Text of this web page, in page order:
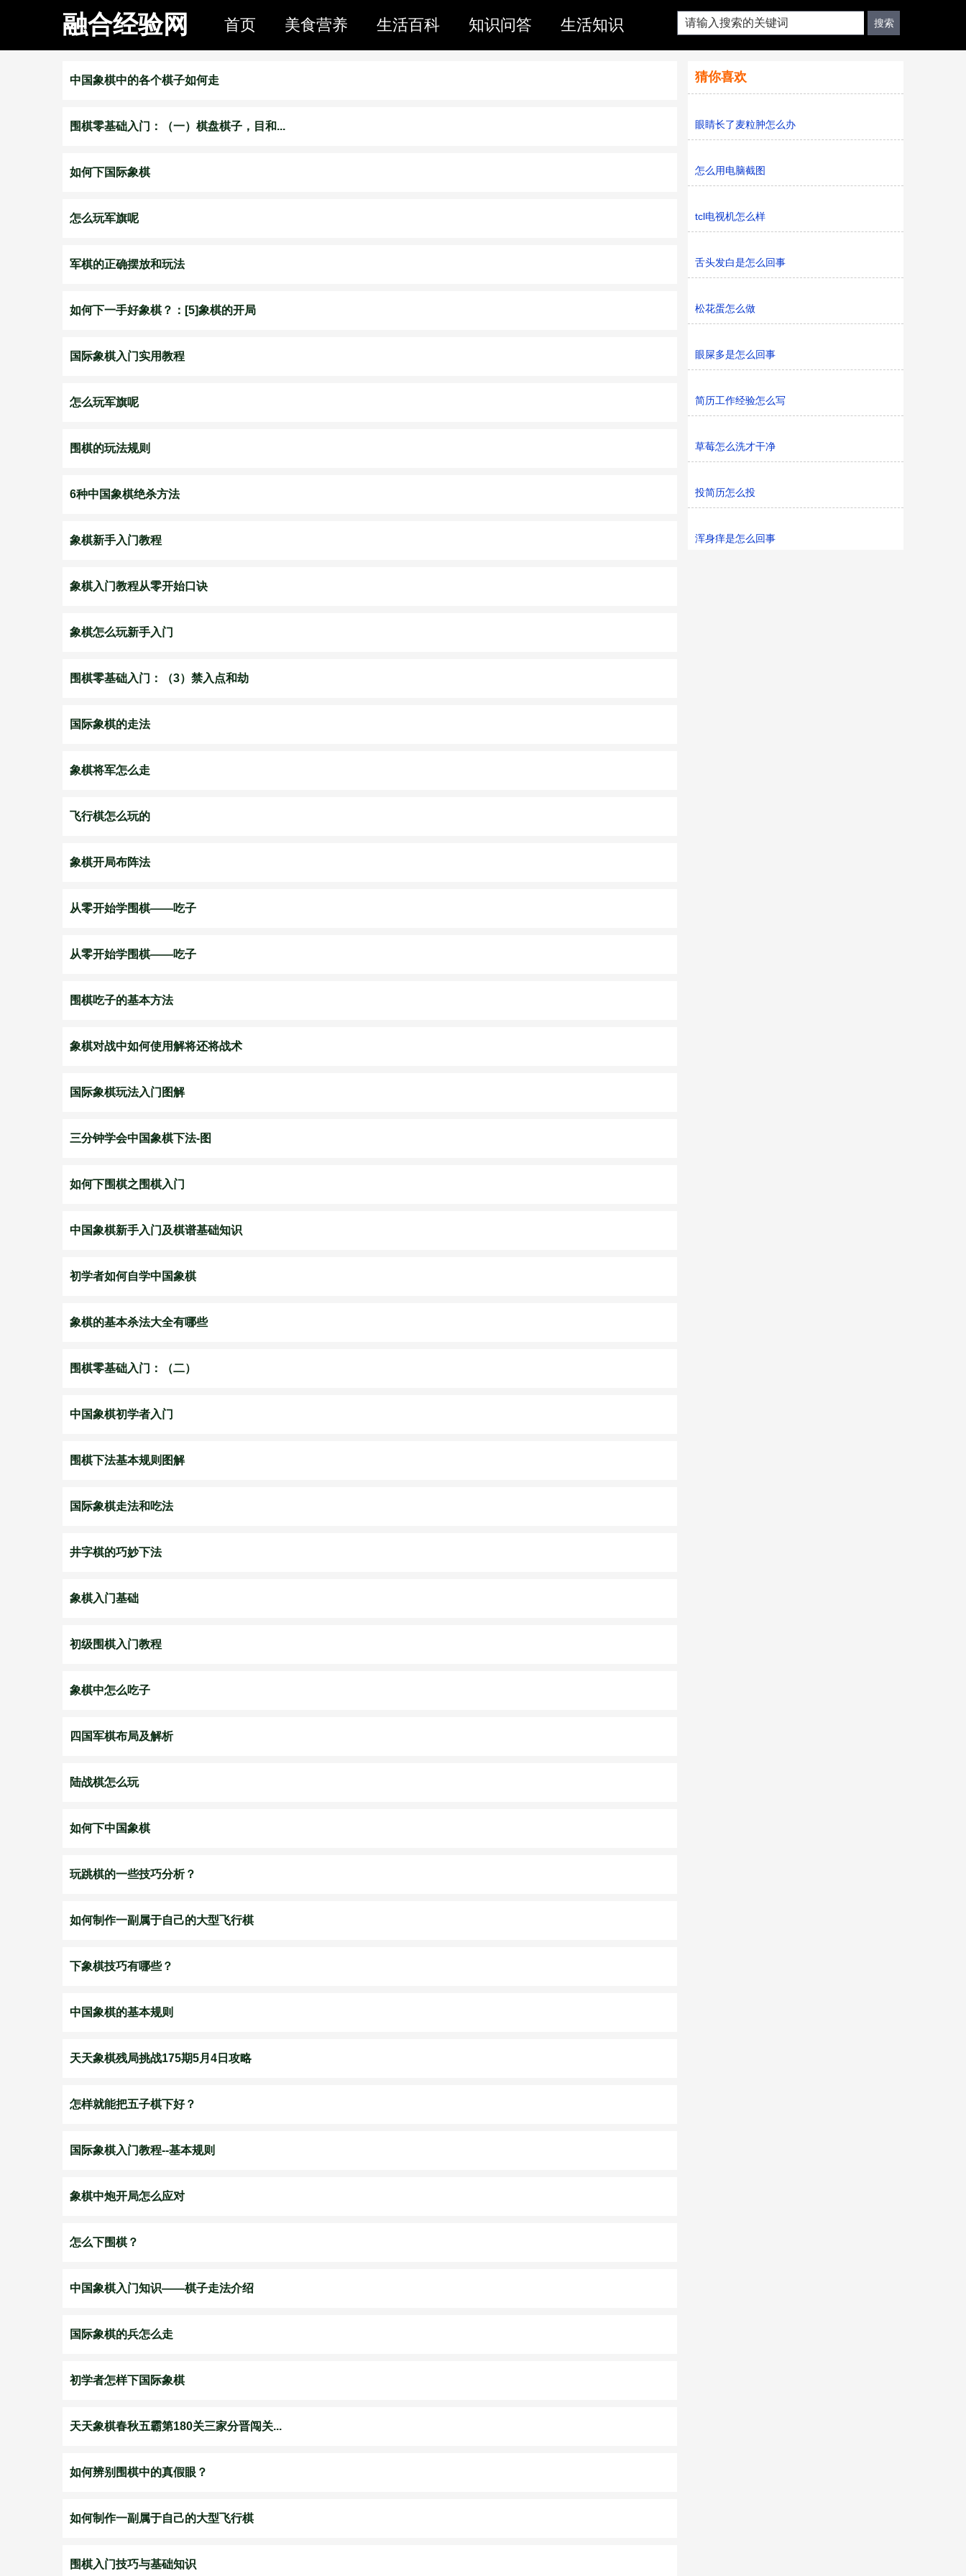
融合经验网 首页 美食营养 生活百科 知识问答 生活知识
中国象棋中的各个棋子如何走
围棋零基础入门：（一）棋盘棋子，目和...
如何下国际象棋
怎么玩军旗呢
军棋的正确摆放和玩法
如何下一手好象棋？：[5]象棋的开局
国际象棋入门实用教程
怎么玩军旗呢
围棋的玩法规则
6种中国象棋绝杀方法
象棋新手入门教程
象棋入门教程从零开始口诀
象棋怎么玩新手入门
围棋零基础入门：（3）禁入点和劫
国际象棋的走法
象棋将军怎么走
飞行棋怎么玩的
象棋开局布阵法
从零开始学围棋——吃子
从零开始学围棋——吃子
围棋吃子的基本方法
象棋对战中如何使用解将还将战术
国际象棋玩法入门图解
三分钟学会中国象棋下法-图
如何下围棋之围棋入门
中国象棋新手入门及棋谱基础知识
初学者如何自学中国象棋
象棋的基本杀法大全有哪些
围棋零基础入门：（二）
中国象棋初学者入门
围棋下法基本规则图解
国际象棋走法和吃法
井字棋的巧妙下法
象棋入门基础
初级围棋入门教程
象棋中怎么吃子
四国军棋布局及解析
陆战棋怎么玩
如何下中国象棋
玩跳棋的一些技巧分析？
如何制作一副属于自己的大型飞行棋
下象棋技巧有哪些？
中国象棋的基本规则
天天象棋残局挑战175期5月4日攻略
怎样就能把五子棋下好？
国际象棋入门教程--基本规则
象棋中炮开局怎么应对
怎么下围棋？
中国象棋入门知识——棋子走法介绍
国际象棋的兵怎么走
初学者怎样下国际象棋
天天象棋春秋五霸第180关三家分晋闯关...
如何辨别围棋中的真假眼？
如何制作一副属于自己的大型飞行棋
围棋入门技巧与基础知识
猜你喜欢
眼睛长了麦粒肿怎么办
怎么用电脑截图
tcl电视机怎么样
舌头发白是怎么回事
松花蛋怎么做
眼屎多是怎么回事
简历工作经验怎么写
草莓怎么洗才干净
投简历怎么投
浑身痒是怎么回事